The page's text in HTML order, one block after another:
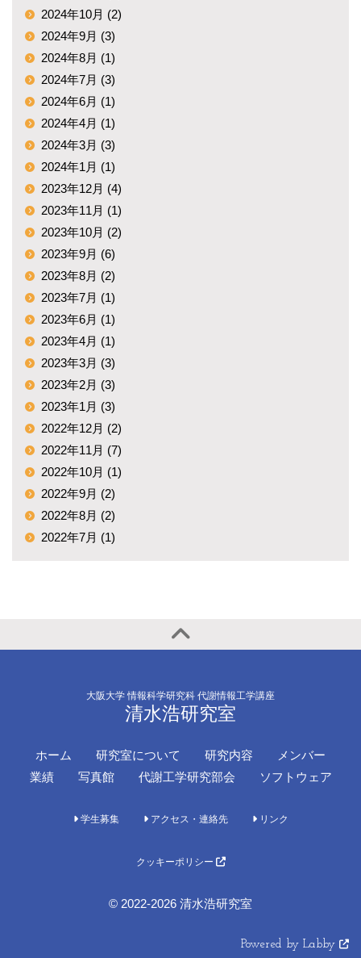
2024年10月 (2)
2024年9月 (3)
2024年8月 (1)
2024年7月 (3)
2024年6月 (1)
2024年4月 (1)
2024年3月 (3)
2024年1月 (1)
2023年12月 (4)
2023年11月 (1)
2023年10月 (2)
2023年9月 (6)
2023年8月 (2)
2023年7月 (1)
2023年6月 (1)
2023年4月 (1)
2023年3月 (3)
2023年2月 (3)
2023年1月 (3)
2022年12月 (2)
2022年11月 (7)
2022年10月 (1)
2022年9月 (2)
2022年8月 (2)
2022年7月 (1)
大阪大学 情報科学研究科 代謝情報工学講座
清水浩研究室
ホーム 研究室について 研究内容
メンバー
業績
写真館 代謝工学研究部会 ソフトウェア
学生募集 アクセス・連絡先 リンク
クッキーポリシー
© 2022-2026 清水浩研究室
Powered by Labby